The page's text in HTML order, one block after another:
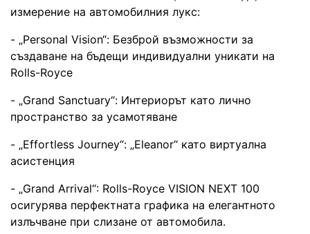
измерение на автомобилния лукс:
- „Personal Vision“: Безброй възможности за
създаване на бъдещи индивидуални уникати на
Rolls-Royce
- „Grand Sanctuary“: Интериорът като лично
пространство за усамотяване
- „Effortless Journey“: „Eleanor“ като виртуална
асистенция
- „Grand Arrival“: Rolls-Royce VISION NEXT 100
осигурява перфектната графика на елегантното
излъчване при слизане от автомобила.